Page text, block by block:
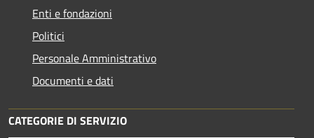
Enti e fondazioni
Politici
Personale Amministrativo
Documenti e dati
CATEGORIE DI SERVIZIO